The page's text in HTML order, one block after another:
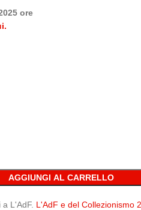
ore
AGGIUNGI AL CARRELLO
L'AdF. L'AdF e del Collezionismo